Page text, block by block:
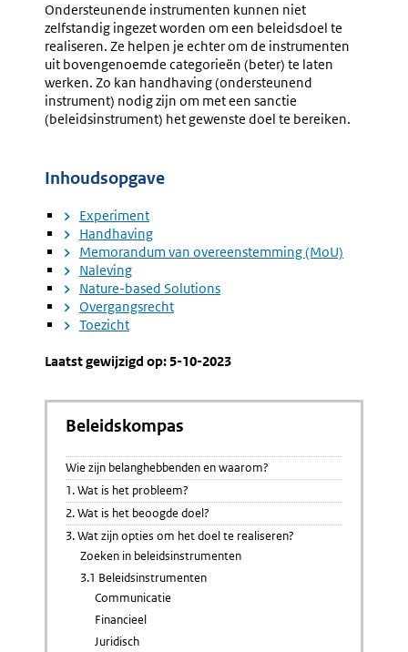
Ondersteunende instrumenten kunnen niet
zelfstandig ingezet worden om een beleidsdoel te
realiseren. Ze helpen je echter om de instrumenten
uit bovengenoemde categorieën (beter) te laten
werken. Zo kan handhaving (ondersteunend
instrument) nodig zijn om met een sanctie
(beleidsinstrument) het gewenste doel te bereiken.
Inhoudsopgave
Experiment
Handhaving
Memorandum van overeenstemming (MoU)
Naleving
Nature-based Solutions
Overgangsrecht
Toezicht
Laatst gewijzigd op: 5-10-2023
Beleidskompas
Wie zijn belanghebbenden en waarom?
1. Wat is het probleem?
2. Wat is het beoogde doel?
3. Wat zijn opties om het doel te realiseren?
Zoeken in beleidsinstrumenten
3.1 Beleidsinstrumenten
Communicatie
Financieel
Juridisch